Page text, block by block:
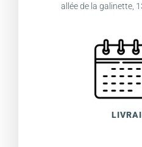
allée de la galinette,